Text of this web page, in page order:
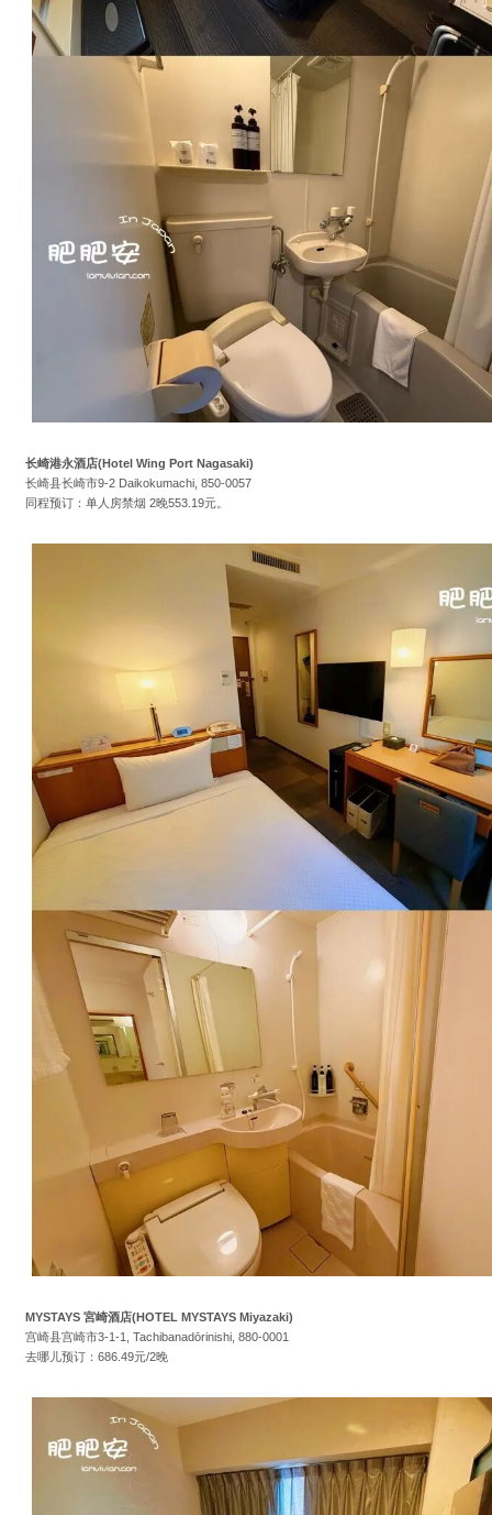
长崎港永酒店(Hotel Wing Port Nagasaki)
长崎县长崎市9-2 Daikokumachi, 850-0057
同程预订：单人房禁烟 2晚553.19元。
MYSTAYS 宮崎酒店(HOTEL MYSTAYS Miyazaki)
宫崎县宫崎市3-1-1, Tachibanadōrinishi, 880-0001
去哪儿预订：686.49元/2晚